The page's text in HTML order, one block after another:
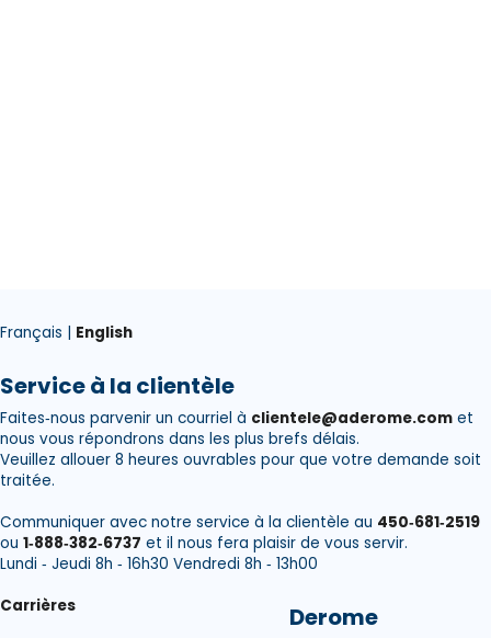
Français | English
Service à la clientèle
Faites‑nous parvenir un courriel à clientele@aderome.com et
nous vous répondrons dans les plus brefs délais.
Veuillez allouer 8 heures ouvrables pour que votre demande soit
traitée.
Communiquer avec notre service à la clientèle au 450‑681‑2519
ou 1‑888‑382‑6737 et il nous fera plaisir de vous servir.
Lundi ‑ Jeudi 8h ‑ 16h30 Vendredi 8h ‑ 13h00
Carrières
Derome